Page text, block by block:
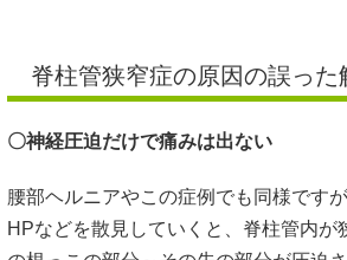
脊柱管狭窄症の原因の誤った
〇神経圧迫だけで痛みは出ない
腰部ヘルニアやこの症例でも同様です
HPなどを散見していくと、脊柱管内が